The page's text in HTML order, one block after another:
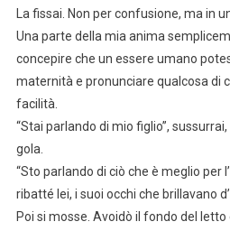
La fissai. Non per confusione, ma in
Una parte della mia anima
concepire che un essere umano
maternità e pronunciare qualcosa di
facilità.
“Stai parlando di mio figlio”,
gola.
“Sto parlando di ciò che è meglio per
ribatté lei, i suoi occhi che brillavano
Poi si mosse. Avoidò il fondo del